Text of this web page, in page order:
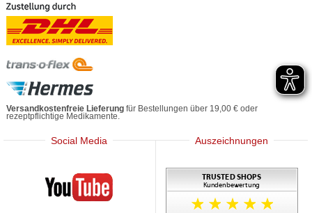
Versandkostenfreie Lieferung für Bestellungen über 19,00 € oder
rezeptpflichtige Medikamente.
Social Media
Mediherz
Auszeichnungen